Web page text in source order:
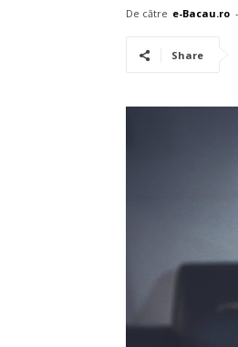
De către e-Bacau.ro -
Share